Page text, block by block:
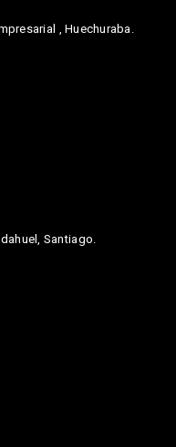
, Huechuraba.
Santiago.